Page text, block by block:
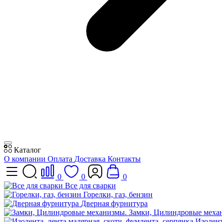
Каталог
О компании Оплата Доставка Контакты
0 0
0
Все для сварки
Горелки, газ, бензин
Дверная фурнитура
Замки, Цилиндровые